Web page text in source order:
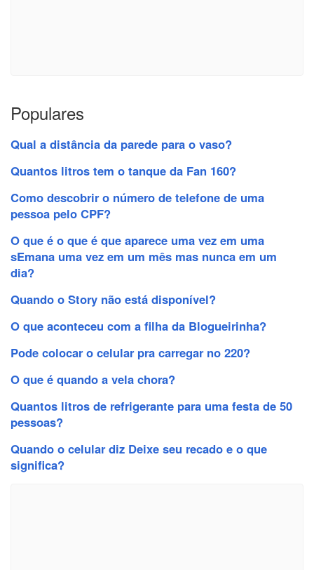
Populares
Qual a distância da parede para o vaso?
Quantos litros tem o tanque da Fan 160?
Como descobrir o número de telefone de uma
pessoa pelo CPF?
O que é o que é que aparece uma vez em uma
sEmana uma vez em um mês mas nunca em um
dia?
Quando o Story não está disponível?
O que aconteceu com a filha da Blogueirinha?
Pode colocar o celular pra carregar no 220?
O que é quando a vela chora?
Quantos litros de refrigerante para uma festa de 50
pessoas?
Quando o celular diz Deixe seu recado e o que
significa?